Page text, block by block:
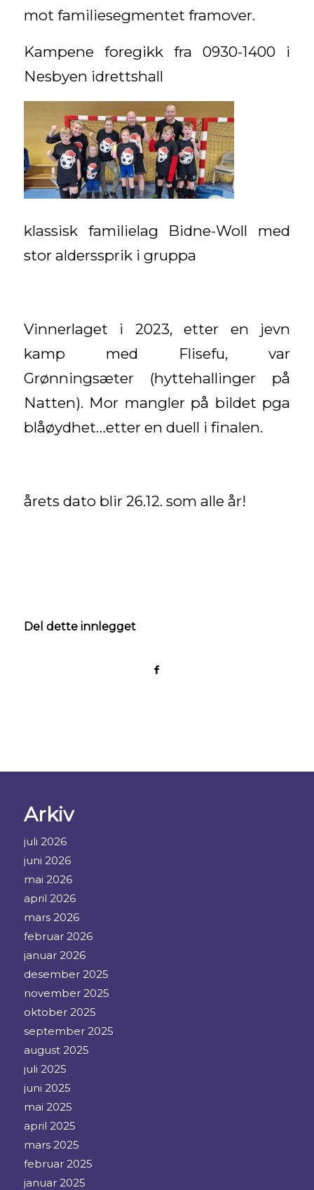
mot familiesegmentet framover.
Kampene foregikk fra 0930-1400 i
Nesbyen idrettshall
klassisk familielag Bidne-Woll med
stor alderssprik i gruppa
Vinnerlaget i 2023, etter en jevn
kamp med Flisefu, var
Grønningsæter (hyttehallinger på
Natten). Mor mangler på bildet pga
blåøydhet…etter en duell i finalen.
årets dato blir 26.12. som alle år!
Del dette innlegget
Arkiv
juli 2026
juni 2026
mai 2026
april 2026
mars 2026
februar 2026
januar 2026
desember 2025
november 2025
oktober 2025
september 2025
august 2025
juli 2025
juni 2025
mai 2025
april 2025
mars 2025
februar 2025
januar 2025